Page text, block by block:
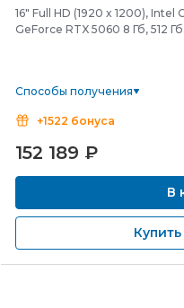
16" Full HD (1920 x 1200), Intel
GeForce RTX 5060 8 Гб, 512 Гб
Способы получения
+1522 бонуса
152 189 ₽
В